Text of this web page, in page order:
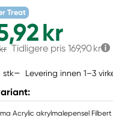
Treat
kr
Tidligere pris 169,90 kr
stk Levering innen 1–3
Acrylic akrylmalepensel Filbert